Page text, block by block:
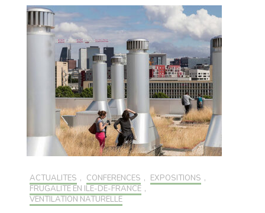
ACTUALITÉS , CONFÉRENCES , EXPOSITIONS ,
FRUGALITÉ EN ILE-DE-FRANCE ,
VENTILATION NATURELLE